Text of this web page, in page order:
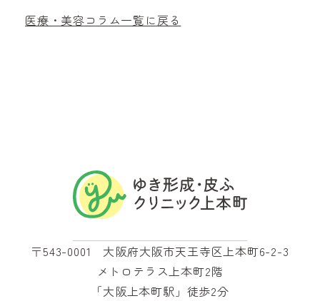
医療・美容コラム一覧に戻る
〒543-0001 大阪府大阪市天王寺区上本町6-2-3
メトロテラス上本町2階
「大阪上本町駅」徒歩2分